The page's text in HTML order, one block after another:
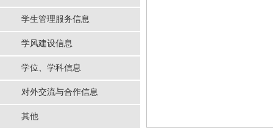
学生管理服务信息
学风建设信息
学位、学科信息
对外交流与合作信息
其他